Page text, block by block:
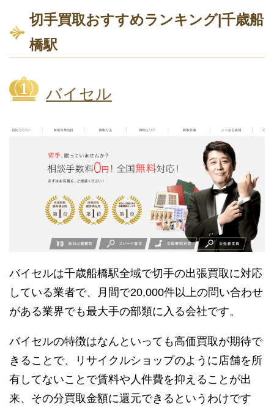
切手買取おすすめランキング|千歳船
橋駅
バイセル
バイセルは千歳船橋駅全域で切手の出張買取に対応
している業者で、月間で20,000件以上の問い合わせ
がある業界でも最大手の部類に入る会社です。
バイセルの特徴はなんといっても高価買取が期待で
きることで、リサイクルショップのように店舗を所
有してないことで賃料や人件費を抑えることが出
来、その分買取金額に還元できるというわけです